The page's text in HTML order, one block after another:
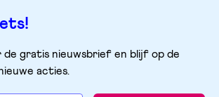
de gratis nieuwsbrief en blijf op de
acties.